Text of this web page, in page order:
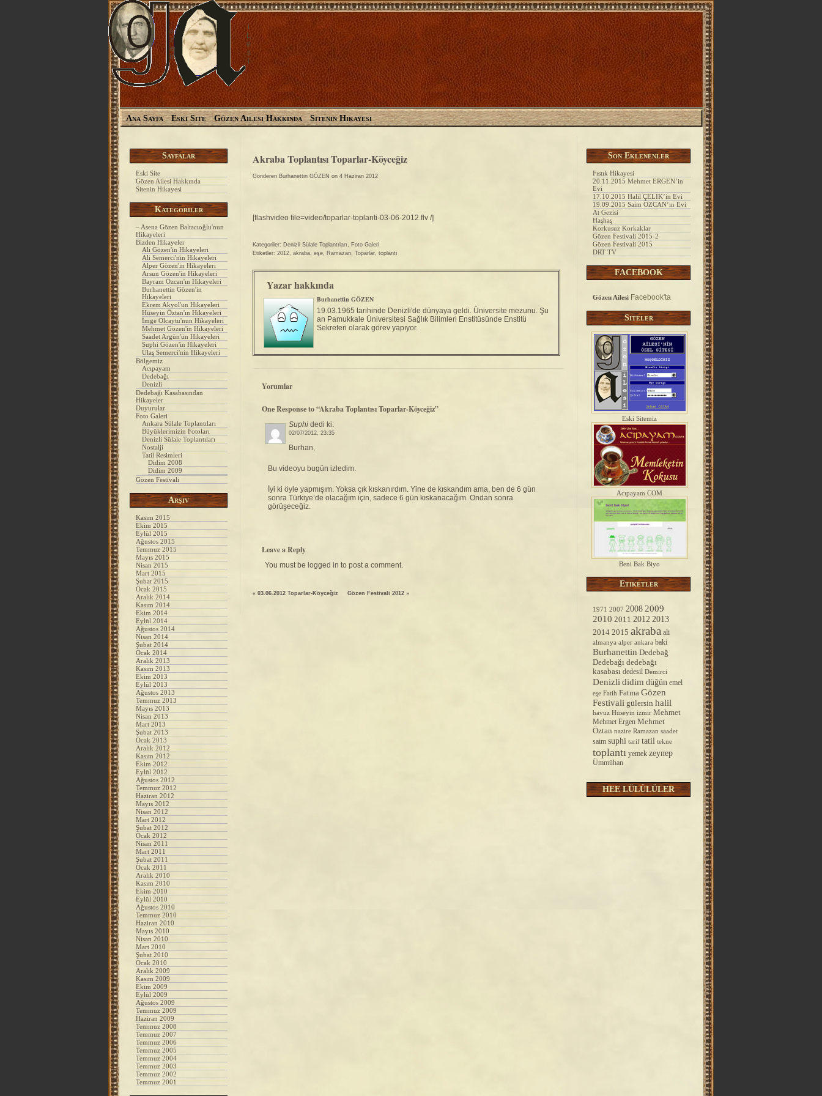
ö
z
e
n
i
L
e
s
i
Gözen Ailesi
Ana Sayfa Eski Site Gözen Ailesi Hakkında Sitenin Hikayesi
Sayfalar
Eski Site
Gözen Ailesi Hakkında
Sitenin Hikayesi
Kategoriler
– Asena Gözen Baltacıoğlu'nun
Hikayeleri
Bizden Hikayeler
Ali Gözen'in Hikayeleri
Ali Semerci'nin Hikayeleri
Alper Gözen'in Hikayeleri
Arsun Gözen'in Hikayeleri
Bayram Özcan'ın Hikayeleri
Burhanettin Gözen'in
Hikayeleri
Ekrem Akyol'un Hikayeleri
Hüseyin Öztan'ın Hikayeleri
İmge Olcaytu'nun Hikayeleri
Mehmet Gözen'in Hikayeleri
Saadet Argün'ün Hikayeleri
Suphi Gözen'in Hikayeleri
Ulaş Semerci'nin Hikayeleri
Bölgemiz
Acıpayam
Dedebağı
Denizli
Dedebağı Kasabasından
Hikayeler
Duyurular
Foto Galeri
Ankara Sülale Toplantıları
Büyüklerimizin Fotoları
Denizli Sülale Toplantıları
Nostalji
Tatil Resimleri
Didim 2008
Didim 2009
Gözen Festivali
Arşiv
Kasım 2015
Ekim 2015
Eylül 2015
Ağustos 2015
Temmuz 2015
Mayıs 2015
Nisan 2015
Mart 2015
Şubat 2015
Ocak 2015
Aralık 2014
Kasım 2014
Ekim 2014
Eylül 2014
Ağustos 2014
Nisan 2014
Şubat 2014
Ocak 2014
Aralık 2013
Kasım 2013
Ekim 2013
Eylül 2013
Ağustos 2013
Temmuz 2013
Mayıs 2013
Nisan 2013
Mart 2013
Şubat 2013
Ocak 2013
Aralık 2012
Kasım 2012
Ekim 2012
Eylül 2012
Ağustos 2012
Temmuz 2012
Haziran 2012
Mayıs 2012
Nisan 2012
Mart 2012
Şubat 2012
Ocak 2012
Nisan 2011
Mart 2011
Şubat 2011
Ocak 2011
Aralık 2010
Kasım 2010
Ekim 2010
Eylül 2010
Ağustos 2010
Temmuz 2010
Haziran 2010
Mayıs 2010
Nisan 2010
Mart 2010
Şubat 2010
Ocak 2010
Aralık 2009
Kasım 2009
Ekim 2009
Eylül 2009
Ağustos 2009
Temmuz 2009
Haziran 2009
Temmuz 2008
Temmuz 2007
Temmuz 2006
Temmuz 2005
Temmuz 2004
Temmuz 2003
Temmuz 2002
Temmuz 2001
Akraba Toplantısı Toparlar-Köyceğiz
Gönderen Burhanettin GÖZEN on 4 Haziran 2012
[flashvideo file=video/toparlar-toplanti-03-06-2012.flv /]
Kategoriler: Denizli Sülale Toplantıları, Foto Galeri
Etiketler: 2012, akraba, eşe, Ramazan, Toparlar, toplantı
Yazar hakkında
Burhanettin GÖZEN
19.03.1965 tarihinde Denizli'de dünyaya geldi. Üniversite mezunu. Şu
an Pamukkale Üniversitesi Sağlık Bilimleri Enstitüsünde Enstitü
Sekreteri olarak görev yapıyor.
Yorumlar
One Response to “Akraba Toplantısı Toparlar-Köyceğiz”
Suphi dedi ki:
02/07/2012, 23:35
Burhan,
Bu videoyu bugün izledim.
İyi ki öyle yapmışım. Yoksa çık kıskanırdım. Yine de kıskandım ama, ben de 6 gün
sonra Türkiye’de olacağım için, sadece 6 gün kıskanacağım. Ondan sonra
görüşeceğiz.
Leave a Reply
You must be logged in to post a comment.
« 03.06.2012 Toparlar-Köyceğiz Gözen Festivali 2012 »
Son Eklenenler
Fıstık Hikayesi
20.11.2015 Mehmet ERGEN’in
Evi
17.10.2015 Halil ÇELİK’in Evi
19.09.2015 Saim ÖZCAN’ın Evi
At Gezisi
Haşhaş
Korkusuz Korkaklar
Gözen Festivali 2015-2
Gözen Festivali 2015
DRT TV
FACEBOOK
Gözen Ailesi Facebook'ta
Siteler
Eski Sitemiz
Acıpayam.COM
Beni Bak Biyo
Etiketler
1971 2007 2008 2009
2010 2011 2012 2013
2014 2015 akraba ali
almanya alper ankara baki
Burhanettin Dedebağ
Dedebağı dedebağı
kasabası dedesil Demirci
Denizli didim düğün emel
eşe Fatih Fatma Gözen
Festivali gülersin halil
havuz Hüseyin izmir Mehmet
Mehmet Ergen Mehmet
Öztan nazire Ramazan saadet
saim suphi tarif tatil tekne
toplantı yemek zeynep
Ümmühan
HEE LÜLÜLÜLER